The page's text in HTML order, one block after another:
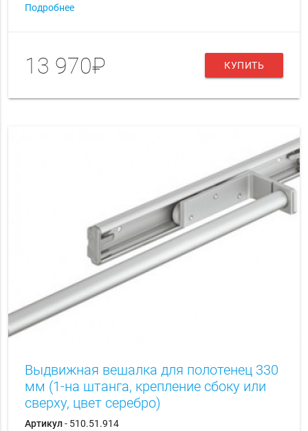
Подробнее
13 970₽ КУПИТЬ
Выдвижная вешалка для полотенец 330
мм (1-на штанга, крепление сбоку или
сверху, цвет серебро)
Артикул- 510.51.914